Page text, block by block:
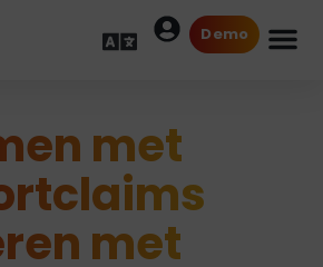
Demo
met
met